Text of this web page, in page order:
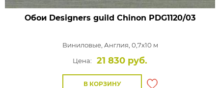
Обои Designers guild Chinon PDG1120/03
Виниловые, Англия, 0,7x10 м
Цена:
21 830 руб.
В КОРЗИНУ